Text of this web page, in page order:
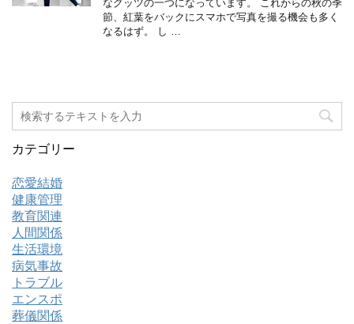
なグッツの一つになっています。 これからの秋の季
節、紅葉をバックにスマホで写真を撮る機会も多く
なるはず。 し …
カテゴリー
恋愛結婚
健康管理
教育関連
人間関係
生活環境
病気事故
トラブル
エンスポ
葬儀関係